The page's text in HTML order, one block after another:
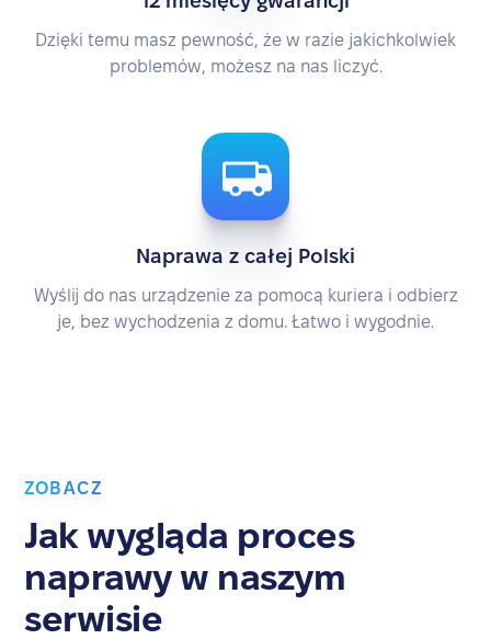
Dzięki temu masz pewność, że w razie jakichkolwiek
problemów, możesz na nas liczyć.
Naprawa z całej Polski
Wyślij do nas urządzenie za pomocą kuriera i odbierz
je, bez wychodzenia z domu. Łatwo i wygodnie.
ZOBACZ
Jak wygląda proces
naprawy w naszym
serwisie